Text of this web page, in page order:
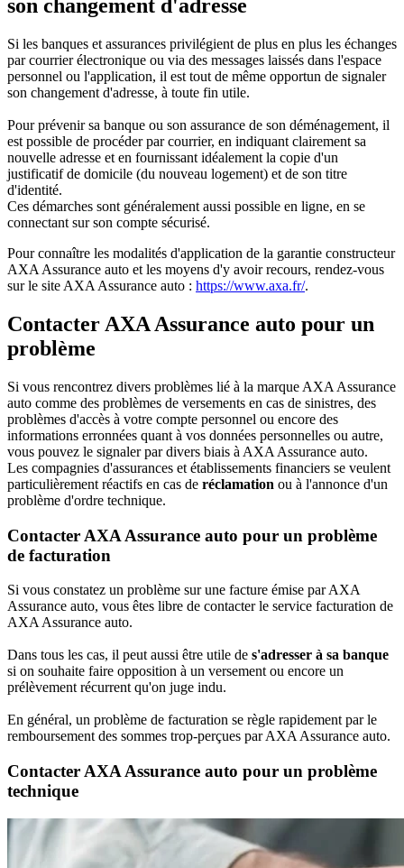
son changement d'adresse
Si les banques et assurances privilégient de plus en plus les échanges
par courrier électronique ou via des messages laissés dans l'espace
personnel ou l'application, il est tout de même opportun de signaler
son changement d'adresse, à toute fin utile.
Pour prévenir sa banque ou son assurance de son déménagement, il
est possible de procéder par courrier, en indiquant clairement sa
nouvelle adresse et en fournissant idéalement la copie d'un
justificatif de domicile (du nouveau logement) et de son titre
d'identité.
Ces démarches sont généralement aussi possible en ligne, en se
connectant sur son compte sécurisé.
Pour connaître les modalités d'application de la garantie constructeur
AXA Assurance auto et les moyens d'y avoir recours, rendez-vous
sur le site AXA Assurance auto : https://www.axa.fr/.
Contacter AXA Assurance auto pour un
problème
Si vous rencontrez divers problèmes lié à la marque AXA Assurance
auto comme des problèmes de versements en cas de sinistres, des
problèmes d'accès à votre compte personnel ou encore des
informations erronnées quant à vos données personnelles ou autre,
vous pouvez le signaler par divers biais à AXA Assurance auto.
Les compagnies d'assurances et établissements financiers se veulent
particulièrement réactifs en cas de réclamation ou à l'annonce d'un
problème d'ordre technique.
Contacter AXA Assurance auto pour un problème
de facturation
Si vous constatez un problème sur une facture émise par AXA
Assurance auto, vous êtes libre de contacter le service facturation de
AXA Assurance auto.
Dans tous les cas, il peut aussi être utile de s'adresser à sa banque
si on souhaite faire opposition à un versement ou encore un
prélèvement récurrent qu'on juge indu.
En général, un problème de facturation se règle rapidement par le
remboursement des sommes trop-perçues par AXA Assurance auto.
Contacter AXA Assurance auto pour un problème
technique